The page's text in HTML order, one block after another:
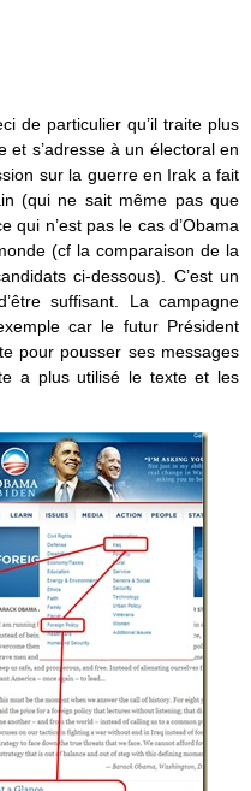
de particulier qu’il traite plus
et s’adresse à un électoral en
sur la guerre en Irak a fait
(qui ne sait même pas que
qui n’est pas le cas d’Obama
(cf la comparaison de la
ci-dessous). C’est un
suffisant. La campagne
car le futur Président
pour pousser ses messages
a plus utilisé le texte et les